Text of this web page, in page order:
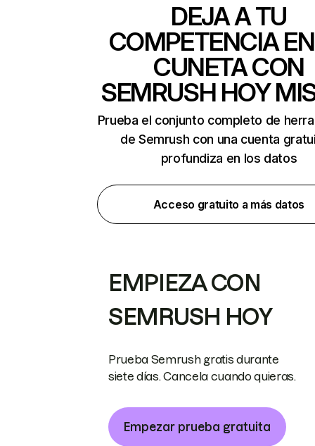
DEJA A TU
COMPETENCIA
CUNETA CON
SEMRUSH HOY
Prueba el conjunto completo de
de Semrush con una cuenta
profundiza en los datos
Acceso gratuito a más datos
EMPIEZA CON
SEMRUSH HOY
Prueba Semrush gratis durante
siete días. Cancela cuando quieras.
Empezar prueba gratuita